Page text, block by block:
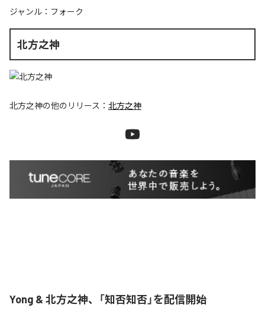
ジャンル： フォーク
北方之神
北方之神の他のリリース： 北方之神
Yong & 北方之神、「知否知否」を配信開始